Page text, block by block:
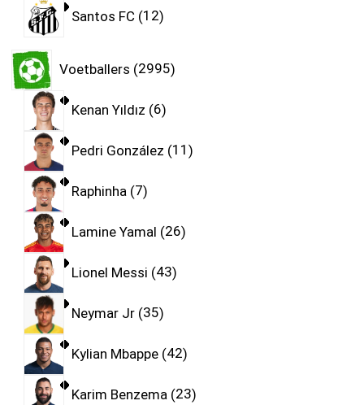
Santos FC 12
Voetballers 2995
Kenan Yıldız 6
Pedri González 11
Raphinha 7
Lamine Yamal 26
Lionel Messi 43
Neymar Jr 35
Kylian Mbappe 42
Karim Benzema 23